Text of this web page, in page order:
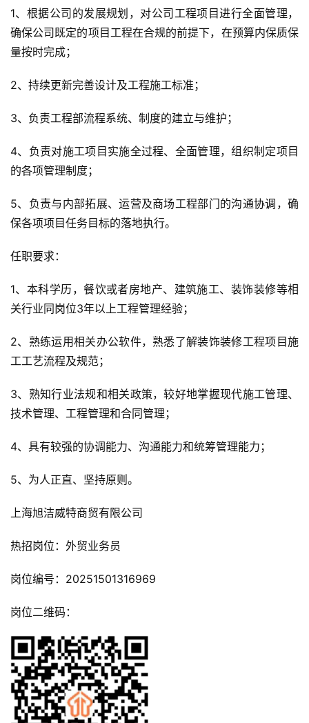
1、根据公司的发展规划，对公司工程项目进行全面管理，
确保公司既定的项目工程在合规的前提下，在预算内保质保
量按时完成；
2、持续更新完善设计及工程施工标准；
3、负责工程部流程系统、制度的建立与维护；
4、负责对施工项目实施全过程、全面管理，组织制定项目
的各项管理制度；
5、负责与内部拓展、运营及商场工程部门的沟通协调，确
保各项项目任务目标的落地执行。
任职要求：
1、本科学历，餐饮或者房地产、建筑施工、装饰装修等相
关行业同岗位3年以上工程管理经验；
2、熟练运用相关办公软件，熟悉了解装饰装修工程项目施
工工艺流程及规范；
3、熟知行业法规和相关政策，较好地掌握现代施工管理、
技术管理、工程管理和合同管理；
4、具有较强的协调能力、沟通能力和统筹管理能力；
5、为人正直、坚持原则。
上海旭洁威特商贸有限公司
热招岗位：外贸业务员
岗位编号：20251501316969
岗位二维码：